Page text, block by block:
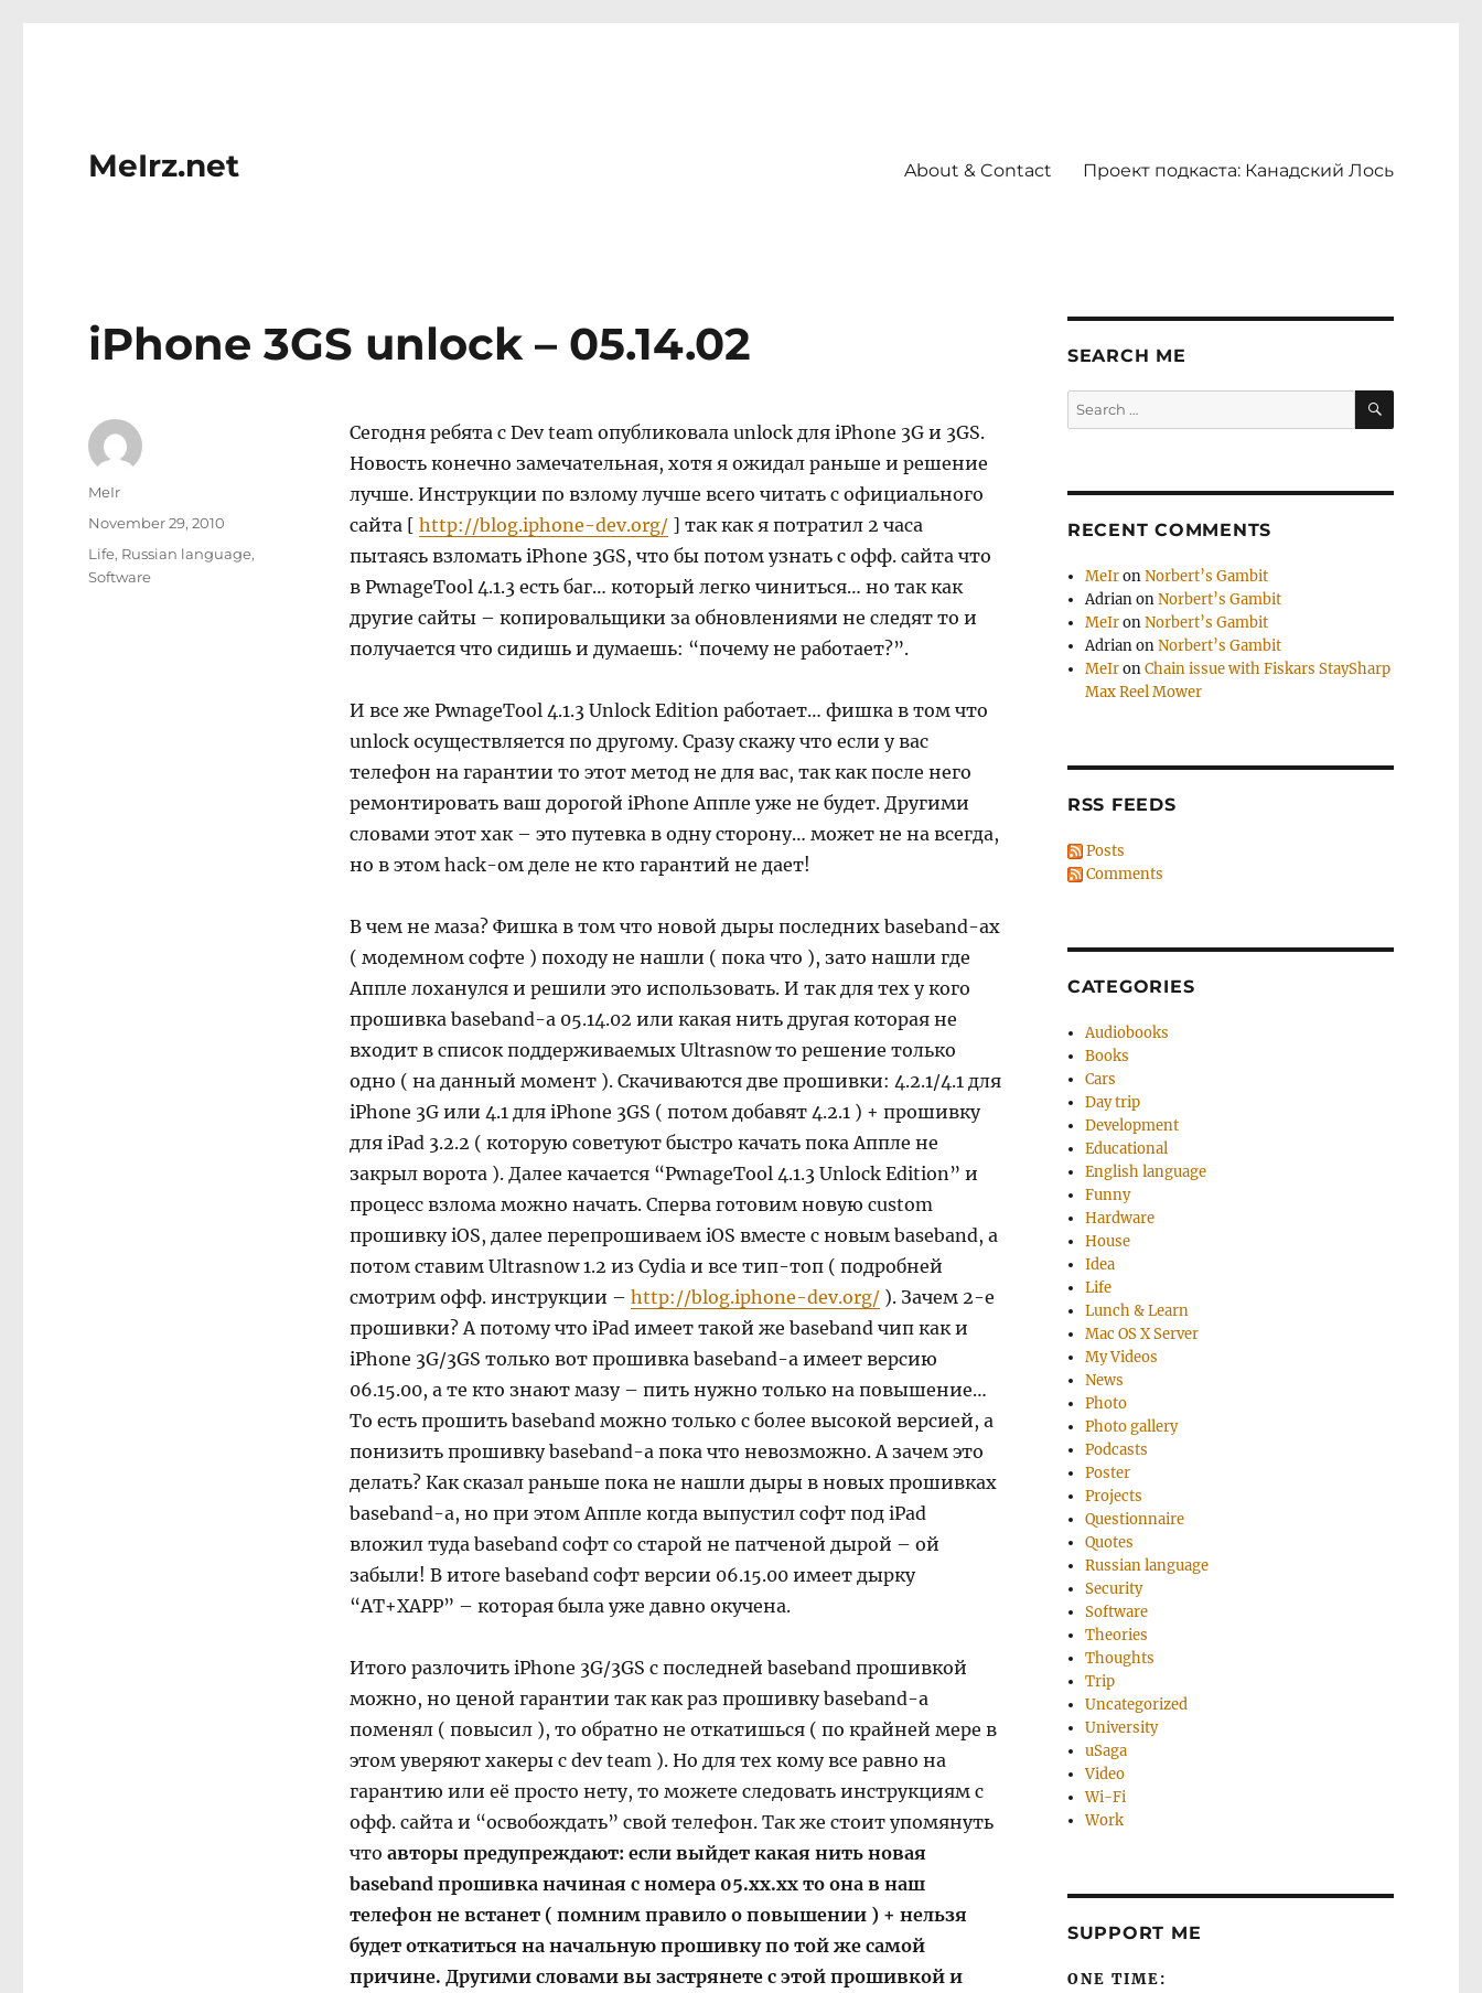
MeIrz.net About & Contact Проект подкаста: Канадский Лось
iPhone 3GS unlock – 05.14.02
Сегодня ребята с Dev team опубликовала unlock для iPhone 3G и 3GS.
Новость конечно замечательная, хотя я ожидал раньше и решение
лучше. Инструкции по взлому лучше всего читать с официального
сайта [ http://blog.iphone-dev.org/] так как я потратил 2 часа
пытаясь взломать iPhone 3GS, что бы потом узнать с офф. сайта что
в PwnageTool 4.1.3 есть баг… который легко чиниться… но так как
другие сайты – копировальщики за обновлениями не следят то и
получается что сидишь и думаешь: “почему не работает?”.
И все же PwnageTool 4.1.3 Unlock Edition работает… фишка в том что
unlock осуществляется по другому. Сразу скажу что если у вас
телефон на гарантии то этот метод не для вас, так как после него
ремонтировать ваш дорогой iPhone Аппле уже не будет. Другими
словами этот хак – это путевка в одну сторону… может не на всегда,
но в этом hack-ом деле не кто гарантий не дает!
В чем не маза? Фишка в том что новой дыры последних baseband-ах
( модемном софте ) походу не нашли ( пока что ), зато нашли где
Аппле лоханулся и решили это использовать. И так для тех у кого
прошивка baseband-а 05.14.02 или какая нить другая которая не
входит в список поддерживаемых Ultrasn0w то решение только
одно ( на данный момент ). Скачиваются две прошивки: 4.2.1/4.1 для
iPhone 3G или 4.1 для iPhone 3GS ( потом добавят 4.2.1 ) + прошивку
для iPad 3.2.2 ( которую советуют быстро качать пока Аппле не
закрыл ворота ). Далее качается “PwnageTool 4.1.3 Unlock Edition” и
процесс взлома можно начать. Сперва готовим новую custom
прошивку iOS, далее перепрошиваем iOS вместе с новым baseband, а
потом ставим Ultrasn0w 1.2 из Cydia и все тип-топ ( подробней
смотрим офф. инструкции – http://blog.iphone-dev.org/). Зачем 2-е
прошивки? А потому что iPad имеет такой же baseband чип как и
iPhone 3G/3GS только вот прошивка baseband-а имеет версию
06.15.00, а те кто знают мазу – пить нужно только на повышение…
То есть прошить baseband можно только с более высокой версией, а
понизить прошивку baseband-а пока что невозможно. А зачем это
делать? Как сказал раньше пока не нашли дыры в новых прошивках
baseband-а, но при этом Аппле когда выпустил софт под iPad
вложил туда baseband софт со старой не патченой дырой – ой
забыли! В итоге baseband софт версии 06.15.00 имеет дырку
“AT+XAPP” – которая была уже давно окучена.
Итого разлочить iPhone 3G/3GS с последней baseband прошивкой
можно, но ценой гарантии так как раз прошивку baseband-а
поменял ( повысил ), то обратно не откатишься ( по крайней мере в
этом уверяют хакеры с dev team ). Но для тех кому все равно на
гарантию или её просто нету, то можете следовать инструкциям с
офф. сайта и “освобождать” свой телефон. Так же стоит упомянуть
что авторы предупреждают: если выйдет какая нить новая
baseband прошивка начиная с номера 05.xx.xx то она в наш
телефон не встанет ( помним правило о повышении ) + нельзя
будет откатиться на начальную прошивку по той же самой
причине. Другими словами вы застрянете с этой прошивкой и
Author
MeIr
Posted
on
November 29, 2010
Categories
Life, Russian language,
Software
SEARCH ME
Search
for:
SEARCH
RECENT COMMENTS
MeIronNorbert’s Gambit
AdrianonNorbert’s Gambit
MeIronNorbert’s Gambit
AdrianonNorbert’s Gambit
MeIronChain issue with Fiskars StaySharp
Max Reel Mower
RSS FEEDS
Posts
Comments
CATEGORIES
Audiobooks
Books
Cars
Day trip
Development
Educational
English language
Funny
Hardware
House
Idea
Life
Lunch & Learn
Mac OS X Server
My Videos
News
Photo
Photo gallery
Podcasts
Poster
Projects
Questionnaire
Quotes
Russian language
Security
Software
Theories
Thoughts
Trip
Uncategorized
University
uSaga
Video
Wi-Fi
Work
SUPPORT ME
ONE TIME: